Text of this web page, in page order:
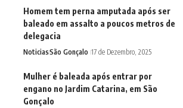
Homem tem perna amputada após ser
baleado em assalto a poucos metros de
delegacia
NoticiasSão Gonçalo 17 de Dezembro, 2025
Mulher é baleada após entrar por
engano no Jardim Catarina, em São
Gonçalo